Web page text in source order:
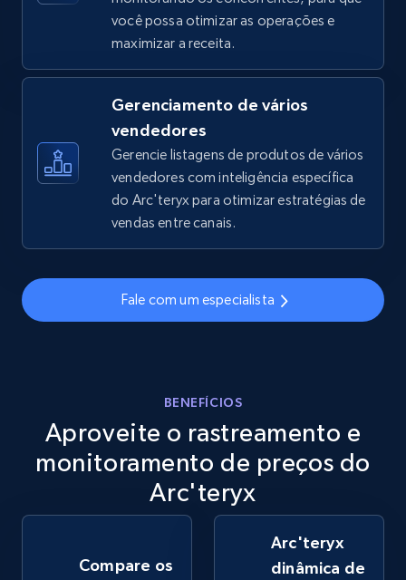
TikTok Shop - discover records by shop url
price, Final price, Discount percent, and more.
667+
Amazon sellers info
URL, Product id, Title, Seller name, Seller rating,
Seller reviews, Breadcrumbs, Root category, and
more.
2.5K+ 359+ Comece agora
você possa otimizar as operações e
maximizar a receita.
Gerenciamento de vários
vendedores
Gerencie listagens de produtos de vários
vendedores com inteligência específica
do Arc'teryx para otimizar estratégias de
vendas entre canais.
Fale com um especialista
BENEFÍCIOS
Aproveite o rastreamento e
monitoramento de preços do
Arc'teryx
Compare os
Arc'teryx
dinâmica de